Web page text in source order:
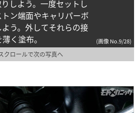
しよう。一度セットし
ン端面やキャリパーボ
う。外してそれらの接
く塗布。
(画像 No.9/28)
クロールで次の写真へ